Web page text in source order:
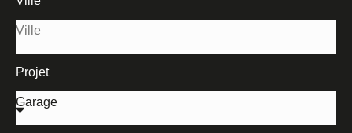
Projet